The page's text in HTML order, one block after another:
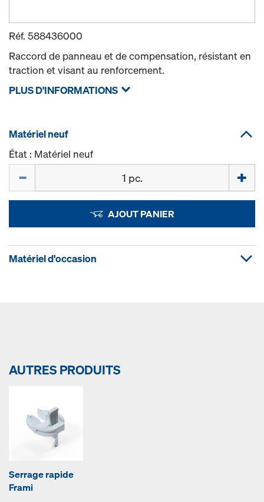
Réf. 588436000
Raccord de panneau et de compensation, résistant en
traction et visant au renforcement.
PLUS D'INFORMATIONS
Matériel neuf
État : Matériel neuf
AJOUT PANIER
Matériel d'occasion
AUTRES PRODUITS
Serrage rapide
Frami